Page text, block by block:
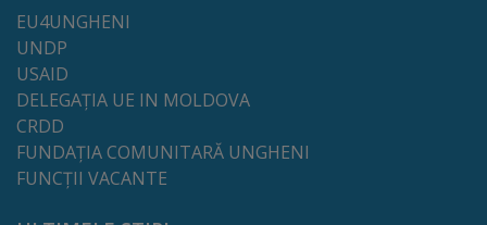
funcționare
și
calitate
EU4UNGHENI
UNDP
USAID
DELEGAȚIA UE IN MOLDOVA
CRDD
FUNDAȚIA COMUNITARĂ UNGHENI
FUNCȚII VACANTE